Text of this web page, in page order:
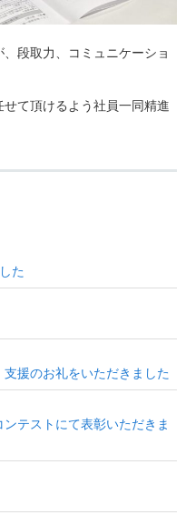
段取力、コミュニケーショ
て頂けるよう社員一同精進
た
援のお礼をいただきました
テストにて表彰いただきま